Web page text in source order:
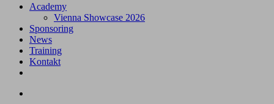
Academy
Vienna Showcase 2026
Sponsoring
News
Training
Kontakt